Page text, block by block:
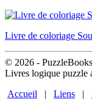
Livre de coloriage
© 2026 -
Livres logique puzzle
Accueil | Liens |